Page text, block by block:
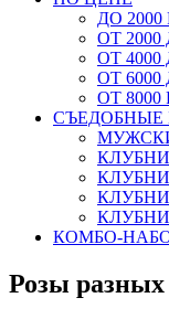
ДО 2000
ОТ 2000
ОТ 4000
ОТ 6000
ОТ 8000
СЪЕДОБНЫЕ
КОМБО-
Розы разных